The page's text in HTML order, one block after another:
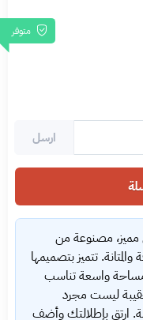
متوفر
ارسل
مميز، مصنوعة من
تتميز بتصميمها
واسعة تناسب
ليست مجرد
ارتقِ بإطلالتك وأضف